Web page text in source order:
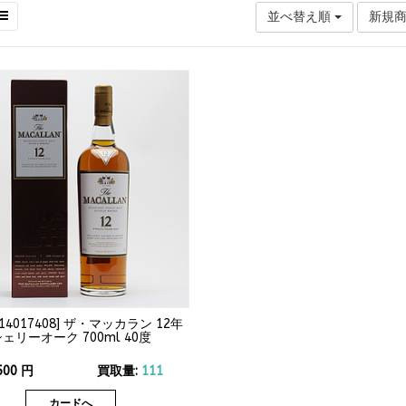
並べ替え順 新規
] ザ・マッカラン 12年
ェリーオーク 700ml 40度
円 買取量: 111
カードへ